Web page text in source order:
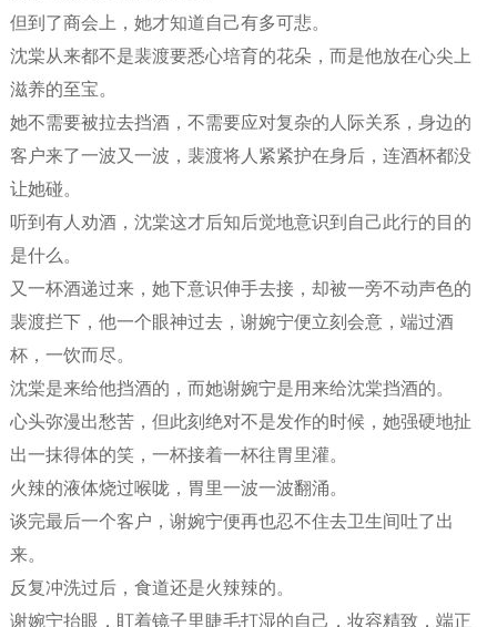
但到了商会上，她才知道自己有多可悲。
沈棠从来都不是裴渡要悉心培育的花朵，而是他放在心尖上
滋养的至宝。
她不需要被拉去挡酒，不需要应对复杂的人际关系，身边的
客户来了一波又一波，裴渡将人紧紧护在身后，连酒杯都没
让她碰。
听到有人劝酒，沈棠这才后知后觉地意识到自己此行的目的
是什么。
又一杯酒递过来，她下意识伸手去接，却被一旁不动声色的
裴渡拦下，他一个眼神过去，谢婉宁便立刻会意，端过酒
杯，一饮而尽。
沈棠是来给他挡酒的，而她谢婉宁是用来给沈棠挡酒的。
心头弥漫出愁苦，但此刻绝对不是发作的时候，她强硬地扯
出一抹得体的笑，一杯接着一杯往胃里灌。
火辣的液体烧过喉咙，胃里一波一波翻涌。
谈完最后一个客户，谢婉宁便再也忍不住去卫生间吐了出
来。
反复冲洗过后，食道还是火辣辣的。
谢婉宁抬眼，盯着镜子里睫毛打湿的自己，妆容精致，端正